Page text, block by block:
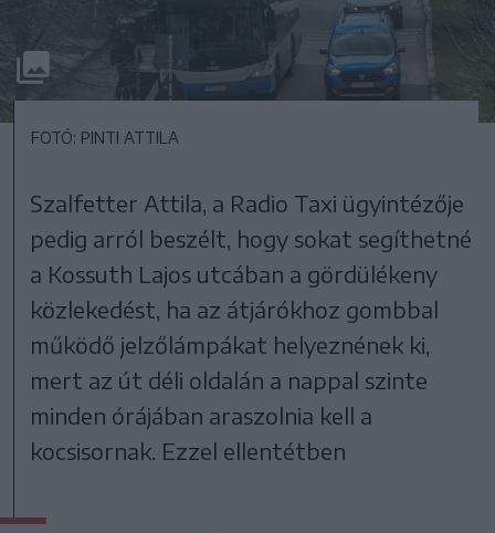
FOTÓ: PINTI ATTILA
Szalfetter Attila, a Radio Taxi ügyintézője
pedig arról beszélt, hogy sokat segíthetné
a Kossuth Lajos utcában a gördülékeny
közlekedést, ha az átjárókhoz gombbal
működő jelzőlámpákat helyeznének ki,
mert az út déli oldalán a nappal szinte
minden órájában araszolnia kell a
kocsisornak. Ezzel ellentétben